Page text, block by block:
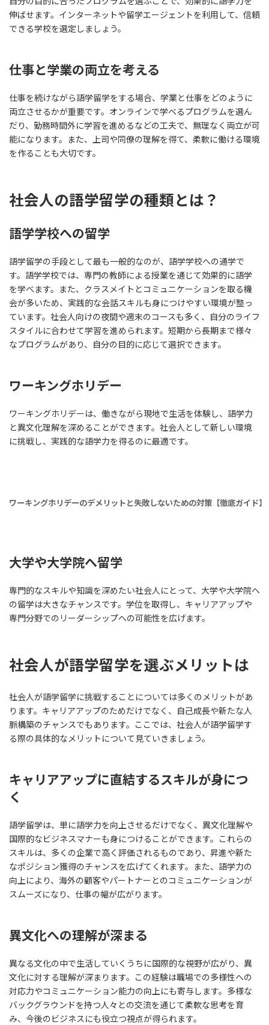
伸ばせます。インターネットや留学エージェントを利用して、信頼
できる学校を選定しましょう。
仕事と学業の両立を考える
仕事を続けながら語学留学をする場合、学業と仕事をどのように
両立させるかが重要です。オンラインで学べるプログラムを選ん
だり、勤務時間外に学習を進めるなどの工夫で、無理なく両立が可
能になります。また、上司や同僚の理解を得て、柔軟に働ける環境
を作ることも大切です。
社会人の語学留学の種類とは？
語学学校への留学
語学留学の手段として最も一般的なのが、語学学校への通学で
す。語学学校では、専門の教師による授業を通じて効果的に語学
を学べます。また、クラスメイトとコミュニケーションを取る機
会が多いため、実践的な会話スキルも身につけやすい環境が整っ
ています。社会人向けの夜間や週末のコースも多く、自分のライフ
スタイルに合わせて学習を進められます。短期から長期まで様々
なプログラムがあり、自分の目的に応じて選択できます。
ワーキングホリデー
ワーキングホリデーは、働きながら現地で生活を体験し、語学力
と異文化理解を深めることができます。社会人として新しい環境
に挑戦し、実践的な語学力を得るのに最適です。
ワーキングホリデーのデメリットと失敗しないための対策【徹底ガイド】
大学や大学院へ留学
専門的なスキルや知識を深めたい社会人にとって、大学や大学院へ
の留学は大きなチャンスです。学位を取得し、キャリアアップや
専門分野でのリーダーシップへの可能性を広げます。
社会人が語学留学を選ぶメリットは
社会人が語学留学に挑戦することについては多くのメリットがあ
ります。キャリアアップのためだけでなく、自己成長や新たな人
脈構築のチャンスでもあります。ここでは、社会人が語学留学す
る際の具体的なメリットについて見ていきましょう。
キャリアアップに直結するスキルが身につ
く
語学留学は、単に語学力を向上させるだけでなく、異文化理解や
国際的なビジネスマナーも身につけることができます。これらの
スキルは、多くの企業で高く評価されるものであり、昇進や新た
なポジション獲得のチャンスを広げてくれます。また、語学力の
向上により、海外の顧客やパートナーとのコミュニケーションが
スムーズになり、仕事の幅が広がります。
異文化への理解が深まる
異なる文化の中で生活していくうちに国際的な視野が広がり、異
文化に対する理解が深まります。この経験は職場での多様性への
対応力やコミュニケーション能力の向上にも寄与します。多様な
バックグラウンドを持つ人々との交流を通じて柔軟な思考を育
み、今後のビジネスにも役立つ視点が得られます。